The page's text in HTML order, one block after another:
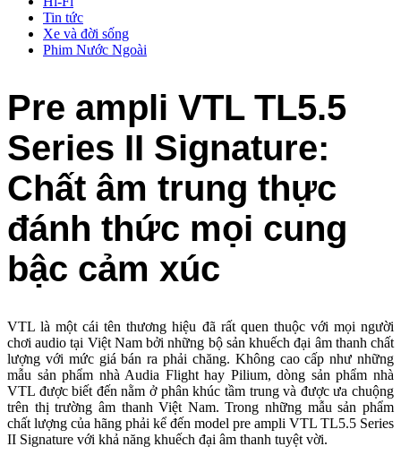
Tin tức
Xe và đời sống
Phim Nước Ngoài
Pre ampli VTL TL5.5
Series II Signature:
Chất âm trung thực
đánh thức mọi cung
bậc cảm xúc
VTL là một cái tên thương hiệu đã rất quen thuộc với mọi người
chơi audio tại Việt Nam bởi những bộ sản khuếch đại âm thanh chất
lượng với mức giá bán ra phải chăng. Không cao cấp như những
mẫu sản phẩm nhà Audia Flight hay Pilium, dòng sản phẩm nhà
VTL được biết đến nằm ở phân khúc tầm trung và được ưa chuộng
trên thị trường âm thanh Việt Nam. Trong những mẫu sản phẩm
chất lượng của hãng phải kể đến model pre ampli VTL TL5.5 Series
II Signature với khả năng khuếch đại âm thanh tuyệt vời.